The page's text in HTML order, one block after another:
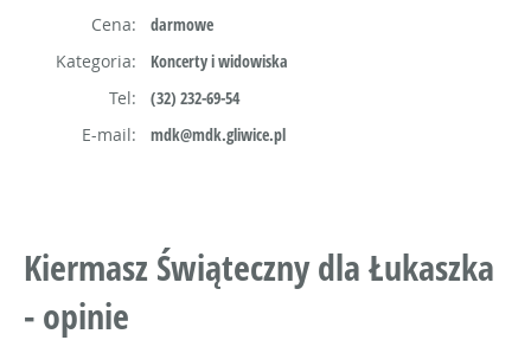
Cena:
darmowe
Kategoria:
Koncerty i widowiska
Tel:
(32) 232-69-54
E-mail:
mdk@mdk.gliwice.pl
Kiermasz Świąteczny dla Łukaszka
- opinie